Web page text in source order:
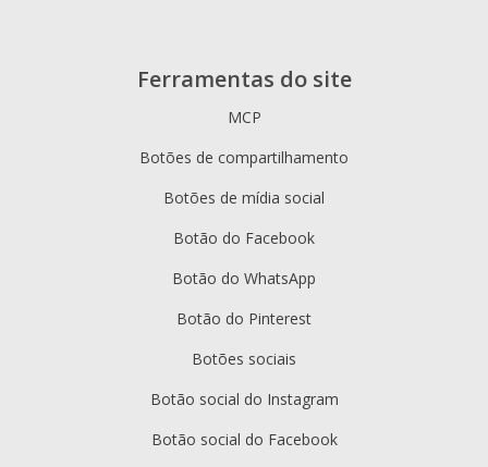
Ferramentas do site
MCP
Botões de compartilhamento
Botões de mídia social
Botão do Facebook
Botão do WhatsApp
Botão do Pinterest
Botões sociais
Botão social do Instagram
Botão social do Facebook